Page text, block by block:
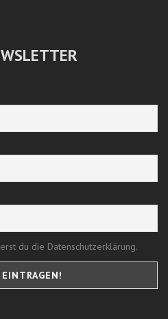
du die Datenschutzerklärung.